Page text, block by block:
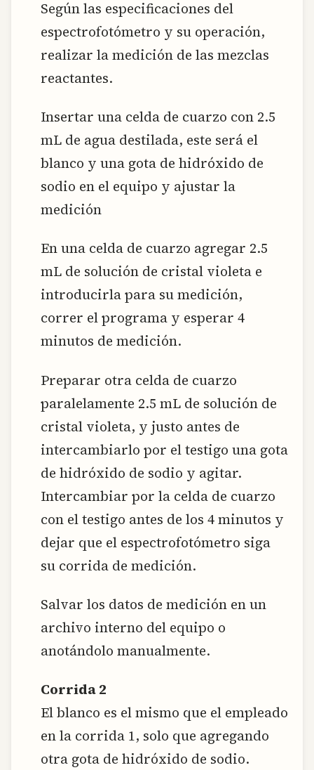
Según las especificaciones del
espectrofotómetro y su operación,
realizar la medición de las mezclas
reactantes.
Insertar una celda de cuarzo con 2.5
mL de agua destilada, este será el
blanco y una gota de hidróxido de
sodio en el equipo y ajustar la
medición
En una celda de cuarzo agregar 2.5
mL de solución de cristal violeta e
introducirla para su medición,
correr el programa y esperar 4
minutos de medición.
Preparar otra celda de cuarzo
paralelamente 2.5 mL de solución de
cristal violeta, y justo antes de
intercambiarlo por el testigo una gota
de hidróxido de sodio y agitar.
Intercambiar por la celda de cuarzo
con el testigo antes de los 4 minutos y
dejar que el espectrofotómetro siga
su corrida de medición.
Salvar los datos de medición en un
archivo interno del equipo o
anotándolo manualmente.
Corrida 2
El blanco es el mismo que el empleado
en la corrida 1, solo que agregando
otra gota de hidróxido de sodio.